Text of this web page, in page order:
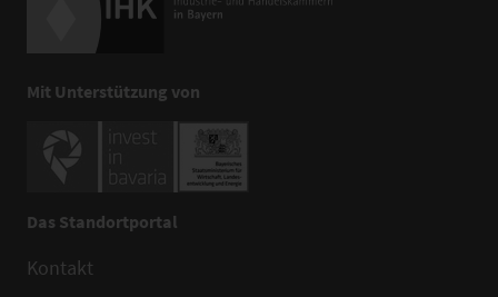
Mit Unterstützung von
Das Standortportal
Kontakt